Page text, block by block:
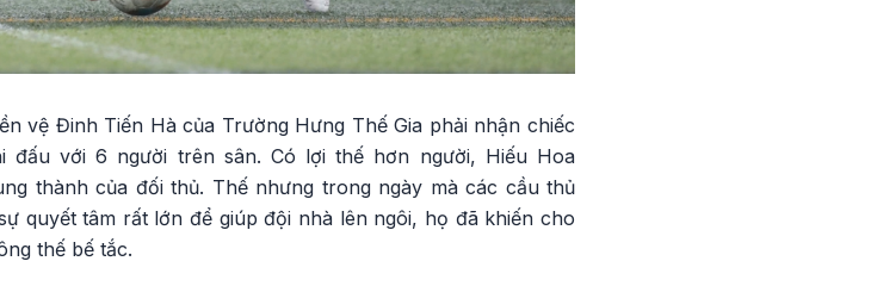
vệ Đinh Tiến Hà của Trường Hưng Thế Gia phải nhận chiếc
với 6 người trên sân. Có lợi thế hơn người, Hiếu Hoa
thành của đối thủ. Thế nhưng trong ngày mà các cầu thủ
quyết tâm rất lớn để giúp đội nhà lên ngôi, họ đã khiến cho
thế bế tắc.